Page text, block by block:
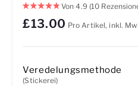
Von4.9 (10
£13.00 Pro Artikel, inkl.
Veredelungsmethode
(Stickerei)